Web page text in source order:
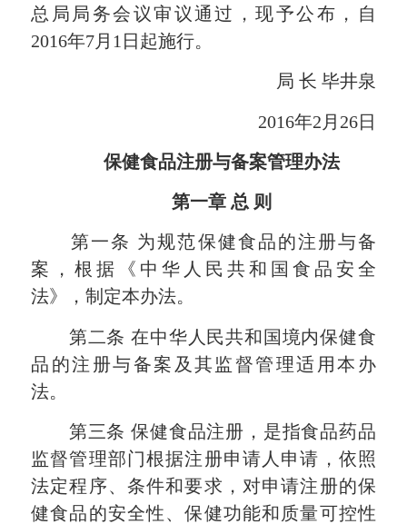
总局局务会议审议通过，现予公布，自
2016年7月1日起施行。
局 长 毕井泉
2016年2月26日
保健食品注册与备案管理办法
第一章 总 则
第一条 为规范保健食品的注册与备
案，根据《中华人民共和国食品安全
法》，制定本办法。
第二条 在中华人民共和国境内保健食
品的注册与备案及其监督管理适用本办
法。
第三条 保健食品注册，是指食品药品
监督管理部门根据注册申请人申请，依照
法定程序、条件和要求，对申请注册的保
健食品的安全性、保健功能和质量可控性